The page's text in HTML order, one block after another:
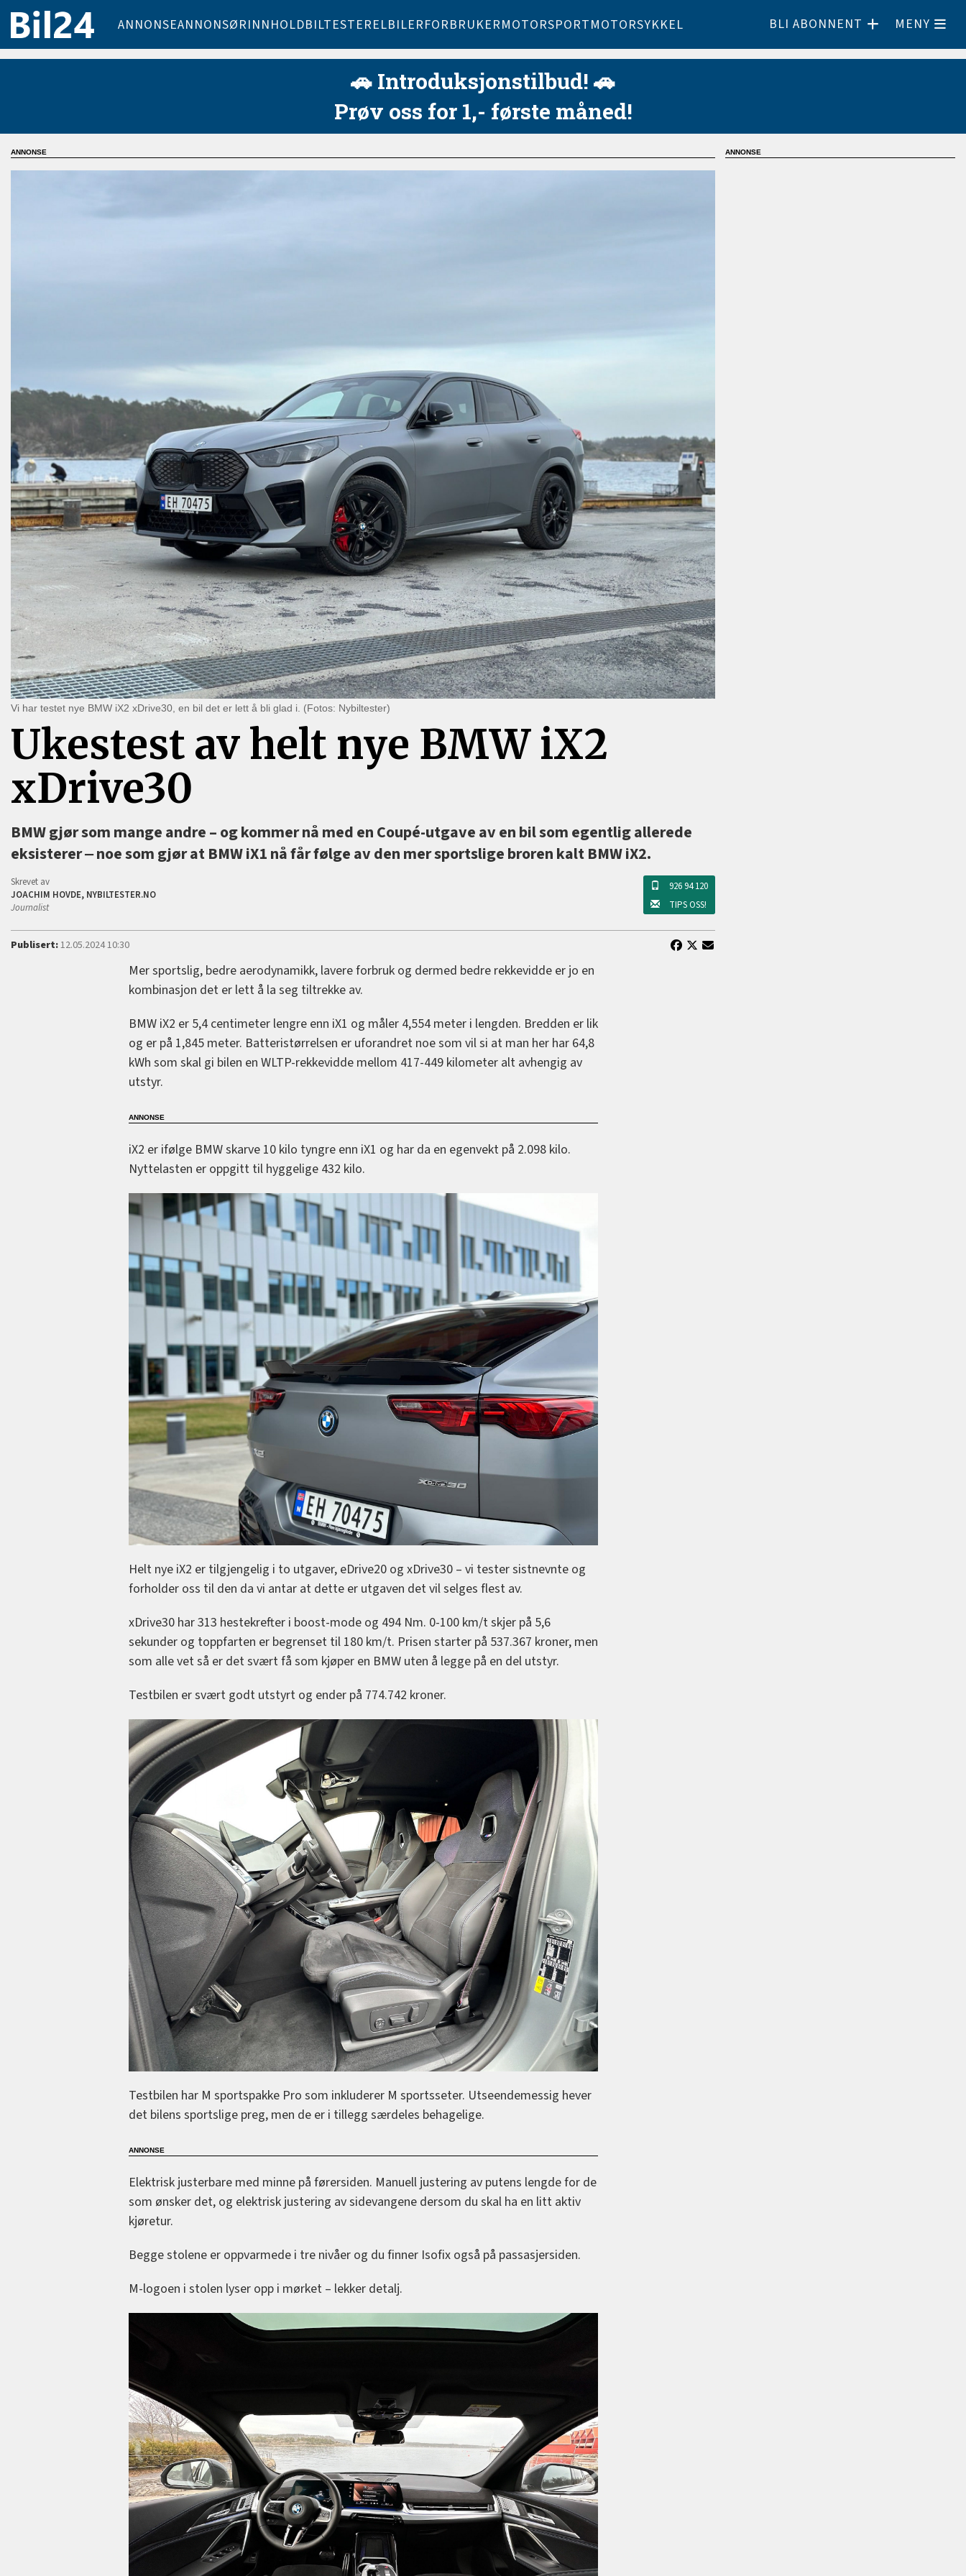
ANNONSEANNONSØRINNHOLDBILTESTERELBILERFORBRUKERMOTORSPORTMOTORSYKKEL BLI ABONNENT MENY
🚗 Introduksjonstilbud! 🚗
Prøv oss for 1,- første måned!
Vi har testet nye BMW iX2 xDrive30, en bil det er lett å bli glad i. (Fotos: Nybiltester)
Ukestest av helt nye BMW iX2
xDrive30
BMW gjør som mange andre –⁠ og kommer nå med en Coupé-utgave av en bil som egentlig allerede
eksisterer ‒ noe som gjør at BMW iX1 nå får følge av den mer sportslige broren kalt BMW iX2.
Skrevet av
JOACHIM HOVDE, NYBILTESTER.NO
Journalist
926 94 120
TIPS OSS!
Publisert:12.05.2024 10:30
Mer sportslig, bedre aerodynamikk, lavere forbruk og dermed bedre rekkevidde er jo en
kombinasjon det er lett å la seg tiltrekke av.
BMW iX2 er 5,4 centimeter lengre enn iX1 og måler 4,554 meter i lengden. Bredden er lik
og er på 1,845 meter. Batteristørrelsen er uforandret noe som vil si at man her har 64,8
kWh som skal gi bilen en WLTP-rekkevidde mellom 417-449 kilometer alt avhengig av
utstyr.
iX2 er ifølge BMW skarve 10 kilo tyngre enn iX1 og har da en egenvekt på 2.098 kilo.
Nyttelasten er oppgitt til hyggelige 432 kilo.
Helt nye iX2 er tilgjengelig i to utgaver, eDrive20 og xDrive30 – vi tester sistnevnte og
forholder oss til den da vi antar at dette er utgaven det vil selges flest av.
xDrive30 har 313 hestekrefter i boost-mode og 494 Nm. 0-100 km/t skjer på 5,6
sekunder og toppfarten er begrenset til 180 km/t. Prisen starter på 537.367 kroner, men
som alle vet så er det svært få som kjøper en BMW uten å legge på en del utstyr.
Testbilen er svært godt utstyrt og ender på 774.742 kroner.
Testbilen har M sportspakke Pro som inkluderer M sportsseter. Utseendemessig hever
det bilens sportslige preg, men de er i tillegg særdeles behagelige.
Elektrisk justerbare med minne på førersiden. Manuell justering av putens lengde for de
som ønsker det, og elektrisk justering av sidevangene dersom du skal ha en litt aktiv
kjøretur.
Begge stolene er oppvarmede i tre nivåer og du finner Isofix også på passasjersiden.
M-logoen i stolen lyser opp i mørket – lekker detalj.